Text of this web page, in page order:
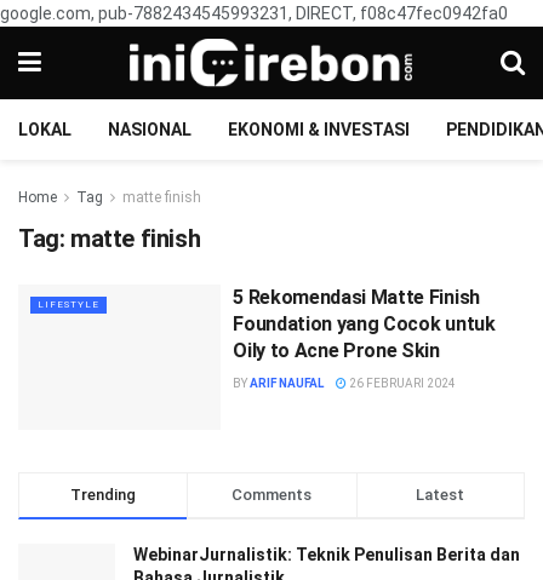
google.com, pub-7882434545993231, DIRECT, f08c47fec0942fa0
LOKAL NASIONAL EKONOMI & INVESTASI
Home Tag matte finish
Tag: matte finish
LIFESTYLE
5 Rekomendasi Matte Finish
Foundation yang Cocok untuk
Oily to Acne Prone Skin
BYARIF NAUFAL 26 FEBRUARI 2024
Trending Comments Latest
WebinarJurnalistik: Teknik Penulisan Berita dan